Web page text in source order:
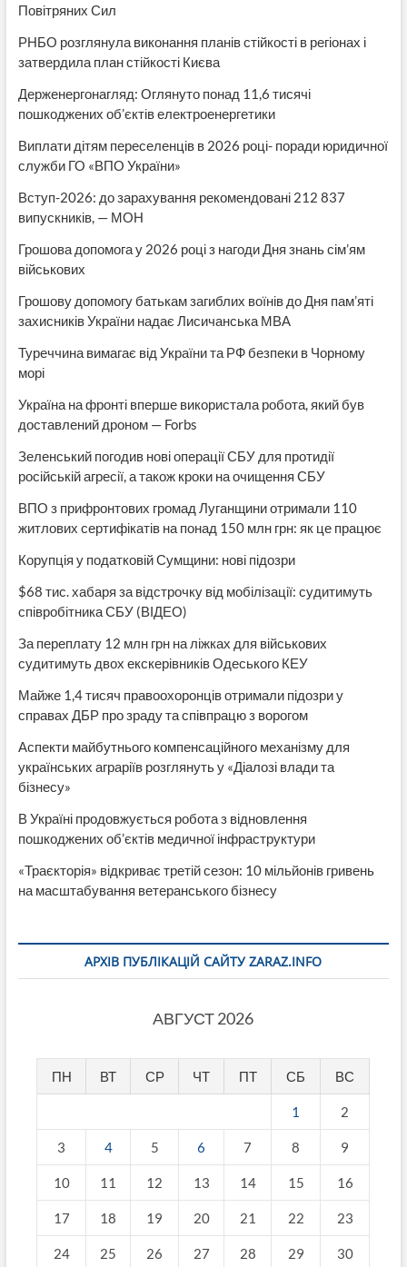
Повітряних Сил
РНБО розглянула виконання планів стійкості в регіонах і
затвердила план стійкості Києва
Держенергонагляд: Оглянуто понад 11,6 тисячі
пошкоджених об’єктів електроенергетики
Виплати дітям переселенців в 2026 році- поради юридичної
служби ГО «ВПО України»
Вступ-2026: до зарахування рекомендовані 212 837
випускників, — МОН
Грошова допомога у 2026 році з нагоди Дня знань сім’ям
військових
Грошову допомогу батькам загиблих воїнів до Дня пам’яті
захисників України надає Лисичанська МВА
Туреччина вимагає від України та РФ безпеки в Чорному
морі
Україна на фронті вперше використала робота, який був
доставлений дроном — Forbs
Зеленський погодив нові операції СБУ для протидії
російській агресії, а також кроки на очищення СБУ
ВПО з прифронтових громад Луганщини отримали 110
житлових сертифікатів на понад 150 млн грн: як це працює
Корупція у податковій Сумщини: нові підозри
$68 тис. хабаря за відстрочку від мобілізації: судитимуть
співробітника СБУ (ВІДЕО)
За переплату 12 млн грн на ліжках для військових
судитимуть двох екскерівників Одеського КЕУ
Майже 1,4 тисяч правоохоронців отримали підозри у
справах ДБР про зраду та співпрацю з ворогом
Аспекти майбутнього компенсаційного механізму для
українських аграріїв розглянуть у «Діалозі влади та
бізнесу»
В Україні продовжується робота з відновлення
пошкоджених об’єктів медичної інфраструктури
«Траєкторія» відкриває третій сезон: 10 мільйонів гривень
на масштабування ветеранського бізнесу
АРХІВ ПУБЛІКАЦІЙ САЙТУ ZARAZ.INFO
АВГУСТ 2026
ПН ВТ СР ЧТ ПТ СБ ВС
1 2
3 4 5 6 7 8 9
10 11 12 13 14 15 16
17 18 19 20 21 22 23
24 25 26 27 28 29 30